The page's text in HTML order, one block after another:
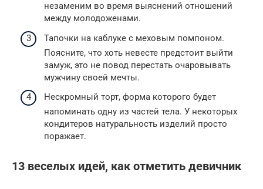
незаменим во время выяснений отношений
между молодоженами.
Тапочки на каблуке с меховым помпоном.
Поясните, что хоть невесте предстоит выйти
замуж, это не повод перестать очаровывать
мужчину своей мечты.
Нескромный торт, форма которого будет
напоминать одну из частей тела. У некоторых
кондитеров натуральность изделий просто
поражает.
13 веселых идей, как отметить девичник